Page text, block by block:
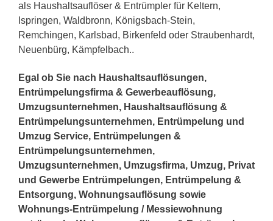
als Haushaltsauflöser & Entrümpler für Keltern,
Ispringen, Waldbronn, Königsbach-Stein,
Remchingen, Karlsbad, Birkenfeld oder Straubenhardt,
Neuenbürg, Kämpfelbach..
Egal ob Sie nach Haushaltsauflösungen,
Entrümpelungsfirma & Gewerbeauflösung,
Umzugsunternehmen, Haushaltsauflösung &
Entrümpelungsunternehmen, Entrümpelung und
Umzug Service, Entrümpelungen &
Entrümpelungsunternehmen,
Umzugsunternehmen, Umzugsfirma, Umzug, Privat
und Gewerbe Entrümpelungen, Entrümpelung &
Entsorgung, Wohnungsauflösung sowie
Wohnungs-Entrümpelung / Messiewohnung